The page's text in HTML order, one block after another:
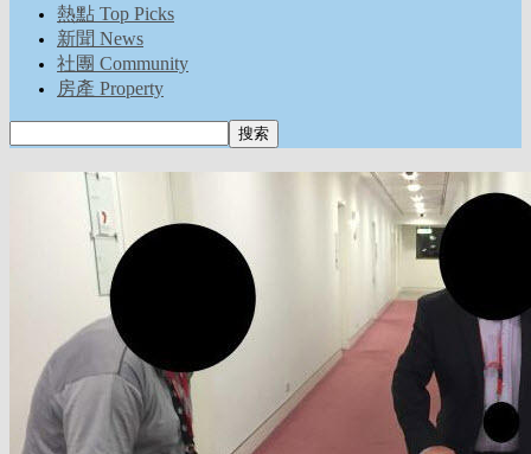
熱點 Top Picks
新聞 News
社團 Community
房產 Property